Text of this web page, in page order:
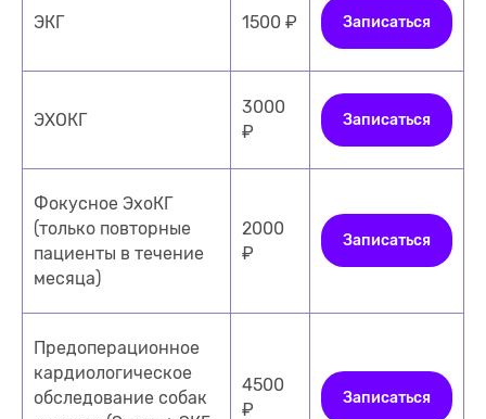
ЭКГ 1500 ₽ Записаться
ЭХОКГ
3000
₽
Записаться
Фокусное ЭхоКГ
(только повторные
пациенты в течение
месяца)
2000
₽
Записаться
Предоперационное
кардиологическое
обследование собак
4500
₽
Записаться